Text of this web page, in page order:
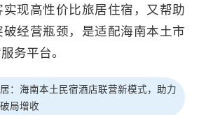
现高性价比旅居住宿，又帮助
经营瓶颈，是适配海南本土市
务平台。
：海南本土民宿酒店联营新模式，助力
局增收